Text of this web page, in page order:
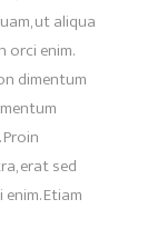
ut aliqua
orci enim.
dimentum
erat sed
Etiam